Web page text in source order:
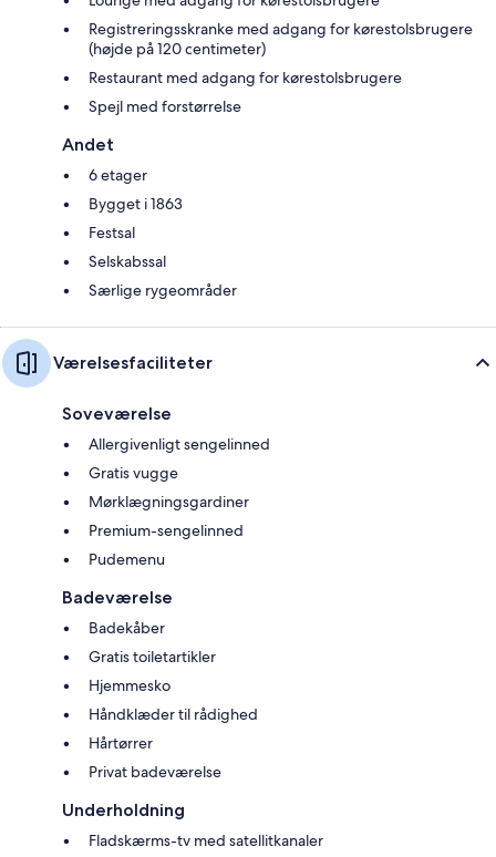
Registreringsskranke med adgang for kørestolsbrugere
(højde på 120 centimeter)
Restaurant med adgang for kørestolsbrugere
Spejl med forstørrelse
Andet
6 etager
Bygget i 1863
Festsal
Selskabssal
Særlige rygeområder
Værelsesfaciliteter
Soveværelse
Allergivenligt sengelinned
Gratis vugge
Mørklægningsgardiner
Premium-sengelinned
Pudemenu
Badeværelse
Badekåber
Gratis toiletartikler
Hjemmesko
Håndklæder til rådighed
Hårtørrer
Privat badeværelse
Underholdning
Fladskærms-tv med satellitkanaler